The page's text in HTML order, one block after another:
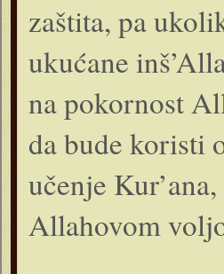
zaštita, pa
ukućane
na pokornost
da bude koristi
učenje
Allahovom